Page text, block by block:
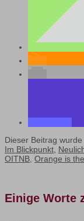
Dieser Beitrag wurde
Im Blickpunkt,
OITNB, Orange is
Einige Worte